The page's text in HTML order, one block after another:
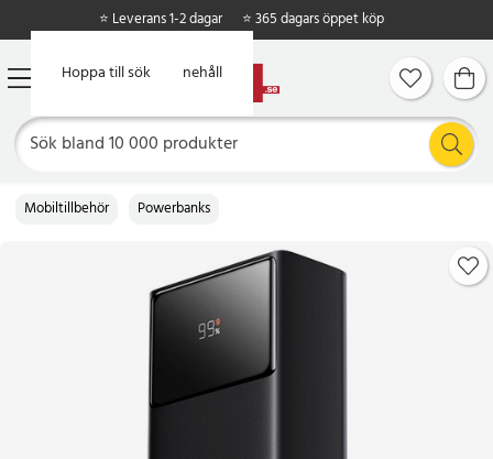
Hoppa till huvudinnehåll
Hoppa till sök
⭐ Leverans 1-2 dagar ⭐ 365 dagars öppet köp
Mobiltillbehör Powerbanks